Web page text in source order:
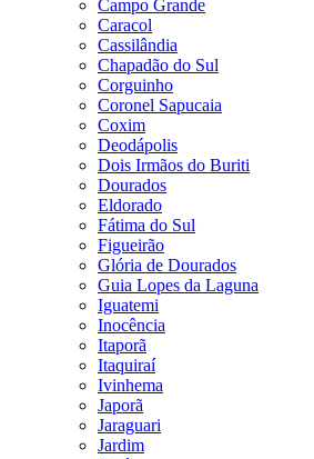
Campo Grande
Caracol
Cassilândia
Chapadão do Sul
Corguinho
Coronel Sapucaia
Coxim
Deodápolis
Dois Irmãos do Buriti
Dourados
Eldorado
Fátima do Sul
Figueirão
Glória de Dourados
Guia Lopes da Laguna
Iguatemi
Inocência
Itaporã
Itaquiraí
Ivinhema
Japorã
Jaraguari
Jardim